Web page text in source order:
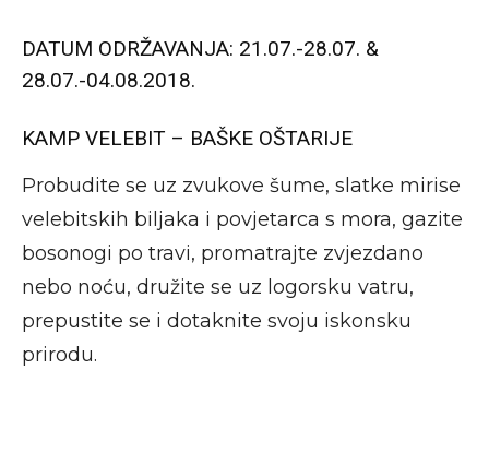
DATUM ODRŽAVANJA: 21.07.-28.07. &
28.07.-04.08.2018.
KAMP VELEBIT – BAŠKE OŠTARIJE
Probudite se uz zvukove šume, slatke mirise
velebitskih biljaka i povjetarca s mora, gazite
bosonogi po travi, promatrajte zvjezdano
nebo noću, družite se uz logorsku vatru,
prepustite se i dotaknite svoju iskonsku
prirodu.